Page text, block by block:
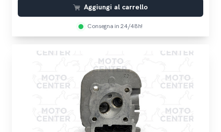
Aggiungi al carrello
Consegna in 24/48h!